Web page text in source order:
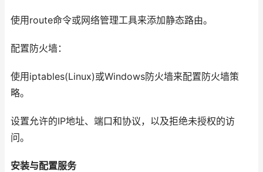
使用route命令或网络管理工具来添加静态路由。
配置防火墙：
使用iptables(Linux)或Windows防火墙来配置防火墙策
略。
设置允许的IP地址、端口和协议，以及拒绝未授权的访
问。
安装与配置服务